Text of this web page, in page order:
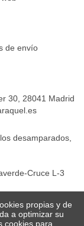
de envío
30, 28041 Madrid
desamparados,
Cruce L-3
propias y de
a optimizar su
cookies para